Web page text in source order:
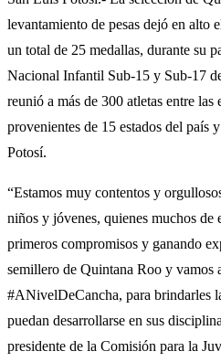
levantamiento de pesas dejó en alto
un total de 25 medallas, durante su
Nacional Infantil Sub-15 y Sub-17
reunió a más de 300 atletas entre las
provenientes de 15 estados del país
Potosí.
“Estamos muy contentos y
niños y jóvenes, quienes muchos de
primeros compromisos y ganando
semillero de Quintana Roo y vamos
#ANivelDeCancha, para brindarles
puedan desarrollarse en sus
presidente de la Comisión para la